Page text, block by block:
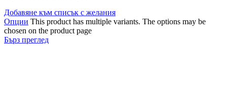
Добавяне към списък с желания
Опции This product has multiple variants. The options may be
chosen on the product page
Бърз преглед